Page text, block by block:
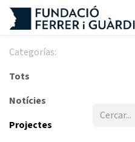
Skip to Content
Categorías:
Tots
Notícies
Projectes